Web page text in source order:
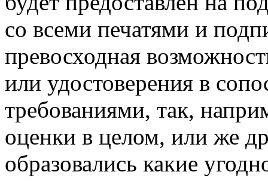
со всеми печатями и
превосходная
или удостоверения в
требованиями, так,
оценки в целом, или же
образовались какие